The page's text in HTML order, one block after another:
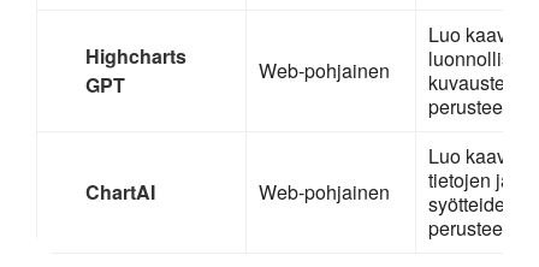
Highcharts
GPT
Web-pohjainen
Luo
luonnollisen
kuvausten
perusteella
ChartAI Web-pohjainen
Luo
tietojen ja
syötteiden
perusteella